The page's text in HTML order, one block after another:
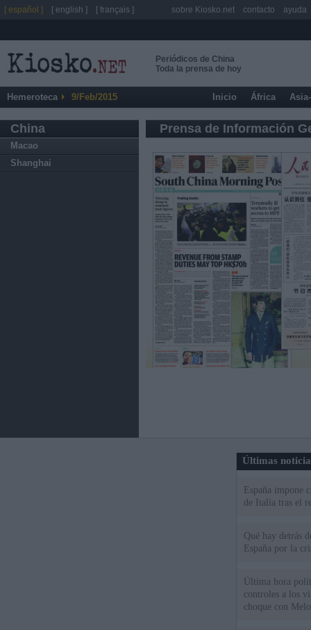
Periódicos de China
Toda la prensa de hoy
Hemeroteca 9/Feb/2015 Inicio África
China
Macao
Shanghai
Prensa de Información
Últimas
España impone
de Italia tras el
Qué hay detrás
España por la
Última hora
controles a los
choque con
[ español ] [ english ] [ français ] sobre Kiosko.net contacto ayuda